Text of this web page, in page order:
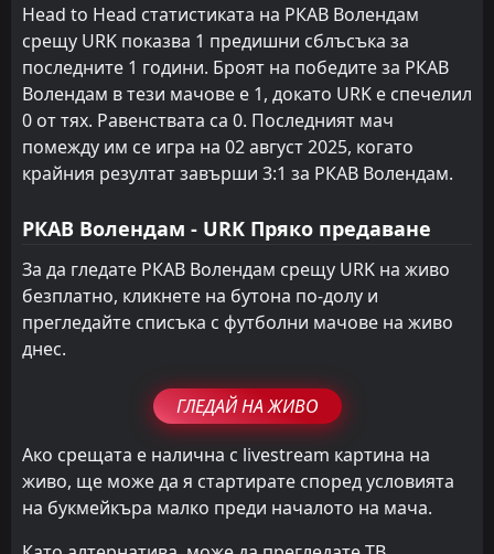
Head to Head статистиката на РКАВ Волендам
срещу URK показва 1 предишни сблъсъка за
последните 1 години. Броят на победите за РКАВ
Волендам в тези мачове е 1, докато URK е спечелил
0 от тях. Равенствата са 0. Последният мач
помежду им се игра на 02 август 2025, когато
крайния резултат завърши 3:1 за РКАВ Волендам.
РКАВ Волендам - URK Пряко предаване
За да гледате РКАВ Волендам срещу URK на живо
безплатно, кликнете на бутона по-долу и
прегледайте списъка с футболни мачове на живо
днес.
ГЛЕДАЙ НА ЖИВО
Ако срещата е налична с livestream картина на
живо, ще може да я стартирате според условията
на букмейкъра малко преди началото на мача.